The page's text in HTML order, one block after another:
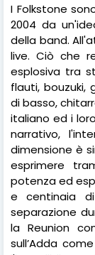
I Folkstone
2004 da
della band.
live. Ciò che
esplosiva tra
flauti, bouzuki,
di basso,
italiano ed i
narrativo,
dimensione è
esprimere
potenza ed
e centinaia
separazione
la Reunion
sull’Adda